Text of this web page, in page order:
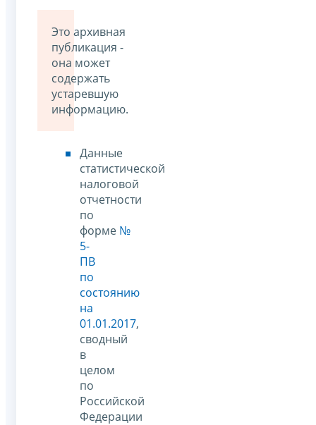
Это архивная
публикация -
она может
содержать
устаревшую
информацию.
Данные
статистической
налоговой
отчетности
по
форме №
5-
ПВ
по
состоянию
на
01.01.2017,
сводный
в
целом
по
Российской
Федерации